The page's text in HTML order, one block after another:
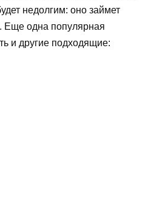
недолгим: оно займет
Еще одна популярная
и другие подходящие: